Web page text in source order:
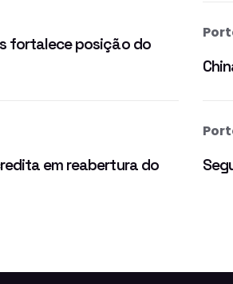
fortalece posição do
em reabertura do